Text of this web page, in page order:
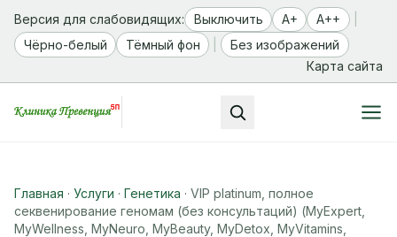
Версия для слабовидящих: Выключить A+ A++
Чёрно-белый
Тёмный фон
Без изображений
Карта сайта
Главная · Услуги · Генетика · VIP platinum, полное
секвенирование геномам (без консультаций) (MyExpert,
MyWellness, MyNeuro, MyBeauty, MyDetox, MyVitamins,